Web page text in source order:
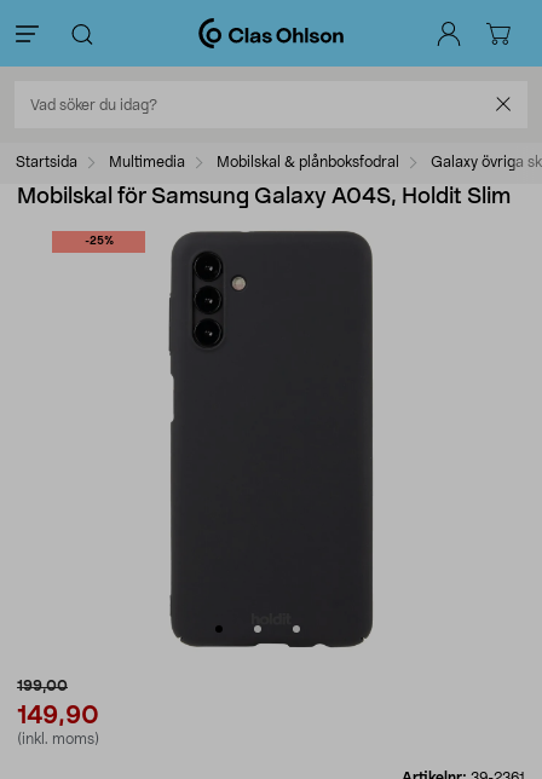
Startsida Multimedia Mobilskal & plånboksfodral Galaxy övriga
Mobilskal för Samsung Galaxy A04S, Holdit Slim
-25%
199,00
149,90
(inkl. moms)